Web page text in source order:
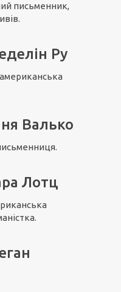
письменник,
Ру
Валько
Лотц